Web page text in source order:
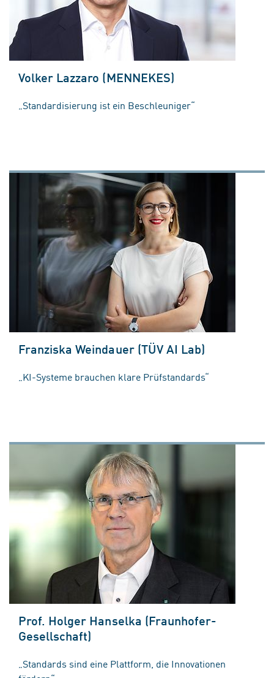
Volker Lazzaro (MENNEKES)
„Standardisierung ist ein Beschleuniger“
Franziska Weindauer (TÜV AI Lab)
„KI-Systeme brauchen klare Prüfstandards“
Prof. Holger Hanselka (Fraunhofer-
Gesellschaft)
„Standards sind eine Plattform, die Innovationen